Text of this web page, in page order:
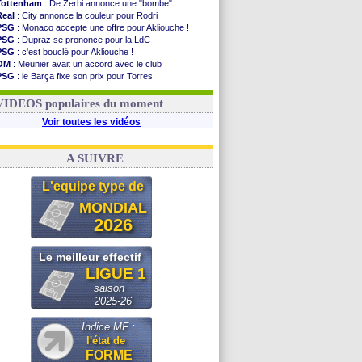
: De Zerbi annonce une "bombe"
: City annonce la couleur pour Rodri
: Monaco accepte une offre pour Akliouche !
: Dupraz se prononce pour la LdC
: c'est bouclé pour Akliouche !
: Meunier avait un accord avec le club
: le Barça fixe son prix pour Torres
: Infantino sollicite Trump
populaires du moment
Voir toutes les vidéos
A SUIVRE
L'equipe type de
MONDIAL
2026
Le meilleur effectif
LIGUE 1
saison
2025-26
Indice MF :
l'état de
FORME